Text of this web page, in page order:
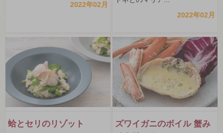
2022年02月
2022年02月
蛤とセリのリゾット
ズワイガニのボイル 蟹み